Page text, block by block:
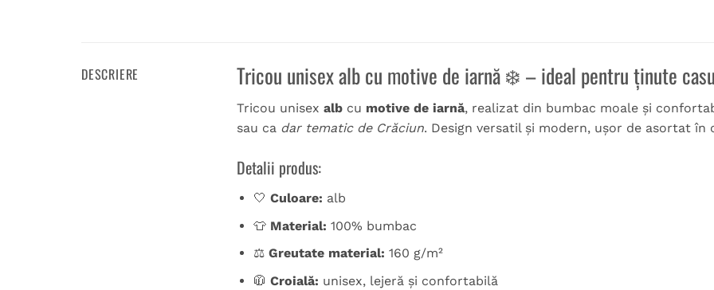
DESCRIERE Tricou unisex alb cu motive de iarnă ❄️ – ideal pentru ținute
Tricou unisex alb cu motive de iarnă, realizat din bumbac moale și
sau ca dar tematic de Crăciun. Design versatil și modern, ușor de asortat
Detalii produs:
🤍 Culoare: alb
👕 Material: 100% bumbac
⚖️ Greutate material: 160 g/m²
🧥 Croială: unisex, lejeră și confortabilă